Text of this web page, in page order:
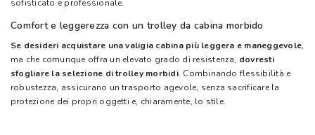
sofisticato e professionale.
Comfort e leggerezza con un trolley da cabina morbido
Se desideri acquistare una valigia cabina più leggera e maneggevole,
ma che comunque offra un elevato grado di resistenza, dovresti
sfogliare la selezione di trolley morbidi. Combinando flessibilità e
robustezza, assicurano un trasporto agevole, senza sacrificare la
protezione dei propri oggetti e, chiaramente, lo stile.